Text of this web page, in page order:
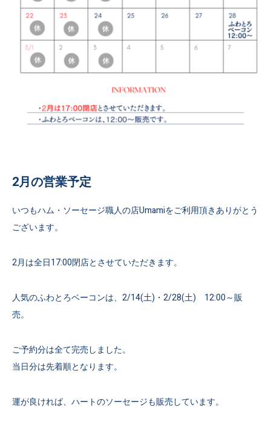
2月の営業予定
いつもハム・ソーセージ職人の店Umamiをご利用頂きありがとう
ございます。
2月は全日17:00閉店とさせていただきます。
人気のふわとろベーコンは、2/14(土)・2/28(土) 12:00～販
売。
ご予約分は全て完売しました。
当日分は先着順となります。
運が良ければ、ハートのソーセージも販売しています。